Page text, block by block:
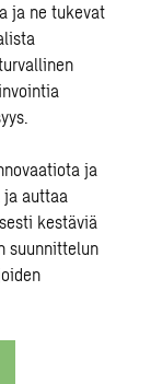
ja ne tukevat
.
ja
auttaa
kestäviä
suunnittelun